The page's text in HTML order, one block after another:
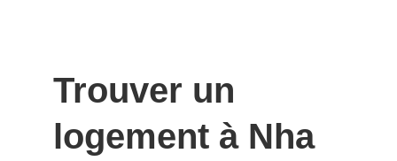
Trouver un
logement à Nha